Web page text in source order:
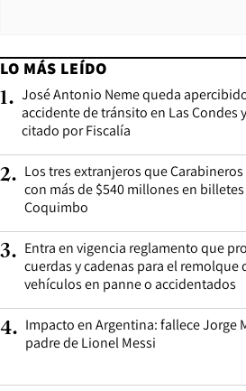
LO MÁS LEÍDO
1. José Antonio Neme queda
accidente de tránsito en Las Condes
citado por Fiscalía
2. Los tres extranjeros que
con más de $540 millones en
Coquimbo
3. Entra en vigencia reglamento que
cuerdas y cadenas para el remolque
vehículos en panne o accidentados
4. Impacto en Argentina: fallece Jorge
padre de Lionel Messi